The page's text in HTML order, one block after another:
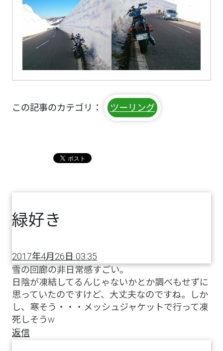
この記事のカテゴリ： ツーリング
緑好き
2017年4月26日 03:35
雪の回廊の非日常感すごい。
日陰が凍結してるんじゃないかとか調べもせずに
思っていたのですけど、大丈夫なのですね。しか
し、寒そう・・・メッシュジャケットで行って凍
死しそうw
返信